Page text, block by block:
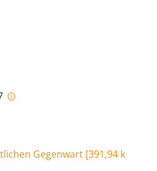
Gegenwart [391,94 k